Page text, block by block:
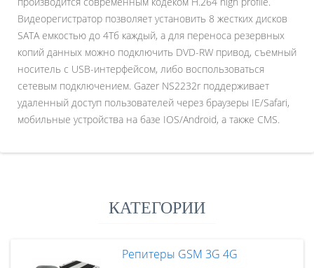
Видеорегистратор позволяет установить 8 жестких дисков
SATA емкостью до 4Тб каждый, а для переноса резервных
копий данных можно подключить DVD-RW привод, съемный
носитель с USB-интерфейсом, либо воспользоваться
сетевым подключением. Gazer NS2232r поддерживает
удаленный доступ пользователей через браузеры IE/Safari,
мобильные устройства на базе IOS/Android, а также CMS.
КАТЕГОРИИ
Репитеры GSM 3G 4G